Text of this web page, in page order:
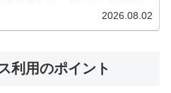
2026.08.02
利用のポイント